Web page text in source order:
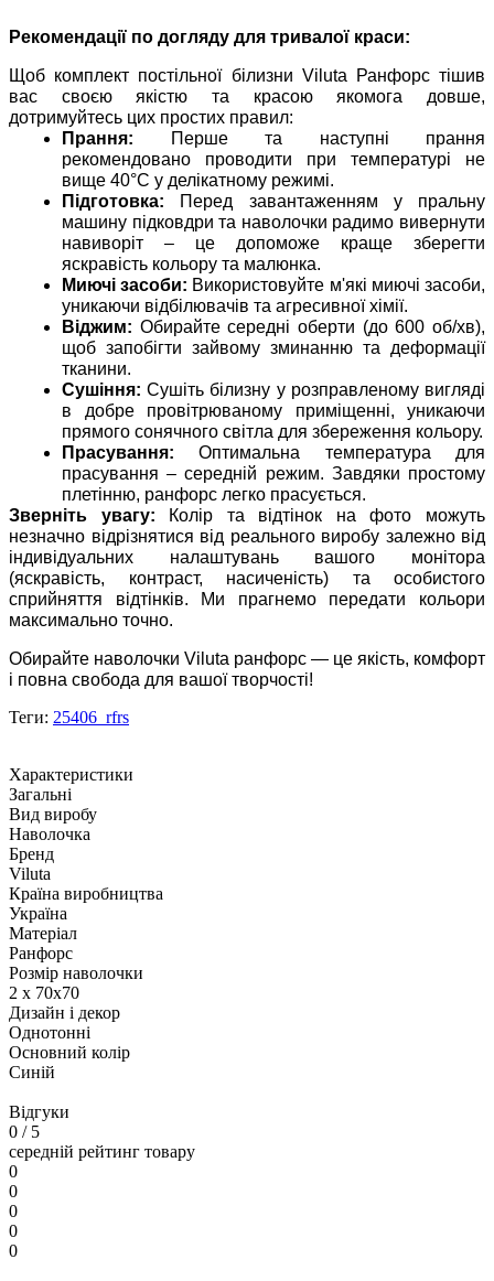
Рекомендації по догляду для тривалої краси:
Щоб комплект постільної білизни Viluta Ранфорс тішив
вас своєю якістю та красою якомога довше,
дотримуйтесь цих простих правил:
Прання: Перше та наступні прання
рекомендовано проводити при температурі не
вище 40°C у делікатному режимі.
Підготовка: Перед завантаженням у пральну
машину підковдри та наволочки радимо вивернути
навиворіт – це допоможе краще зберегти
яскравість кольору та малюнка.
Миючі засоби: Використовуйте м'які миючі засоби,
уникаючи відбілювачів та агресивної хімії.
Віджим: Обирайте середні оберти (до 600 об/хв),
щоб запобігти зайвому зминанню та деформації
тканини.
Сушіння: Сушіть білизну у розправленому вигляді
в добре провітрюваному приміщенні, уникаючи
прямого сонячного світла для збереження кольору.
Прасування: Оптимальна температура для
прасування – середній режим. Завдяки простому
плетінню, ранфорс легко прасується.
Зверніть увагу: Колір та відтінок на фото можуть
незначно відрізнятися від реального виробу залежно від
індивідуальних налаштувань вашого монітора
(яскравість, контраст, насиченість) та особистого
сприйняття відтінків. Ми прагнемо передати кольори
максимально точно.
Обирайте наволочки Viluta ранфорс — це якість, комфорт
і повна свобода для вашої творчості!
Теги: 25406_rfrs
Характеристики
Загальні
Вид виробу
Наволочка
Бренд
Viluta
Країна виробництва
Україна
Матеріал
Ранфорс
Розмір наволочки
2 х 70х70
Дизайн і декор
Однотонні
Основний колір
Синій
Відгуки
0 / 5
середній рейтинг товару
0
0
0
0
0